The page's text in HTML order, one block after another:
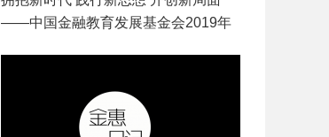
——中国金融教育发展基金会2019年